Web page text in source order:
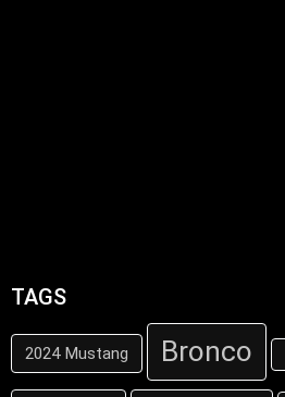
TAGS
2024 Mustang Bronco